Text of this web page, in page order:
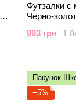
Футзалки с
Черно-
1
993 грн
Пакунок
−5%